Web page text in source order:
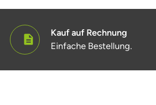
Kauf auf Rechnung
Einfache Bestellung.